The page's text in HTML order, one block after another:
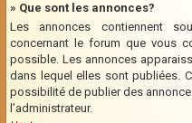
» Que sont les annonces?
Les annonces contiennent
concernant le forum que vous
possible. Les annonces
dans lequel elles sont publiées.
possibilité de publier des
l’administrateur.